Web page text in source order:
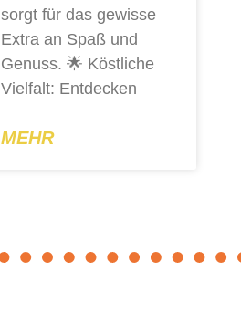
sorgt für das gewisse
Extra an Spaß und
Genuss. 🌟 Köstliche
Vielfalt: Entdecken
MEHR